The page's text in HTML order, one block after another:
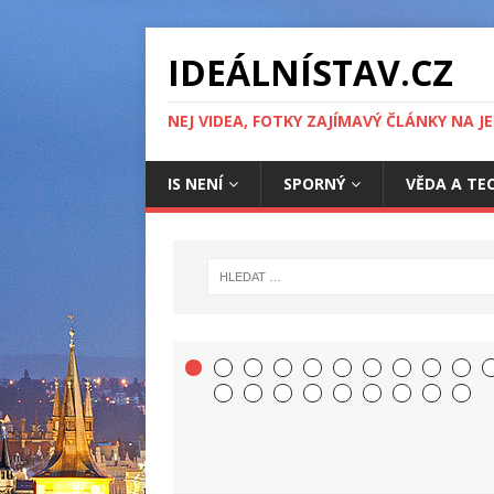
IDEÁLNÍSTAV.CZ
NEJ VIDEA, FOTKY ZAJÍMAVÝ ČLÁNKY NA
IS NENÍ SPORNÝ VĚDA A